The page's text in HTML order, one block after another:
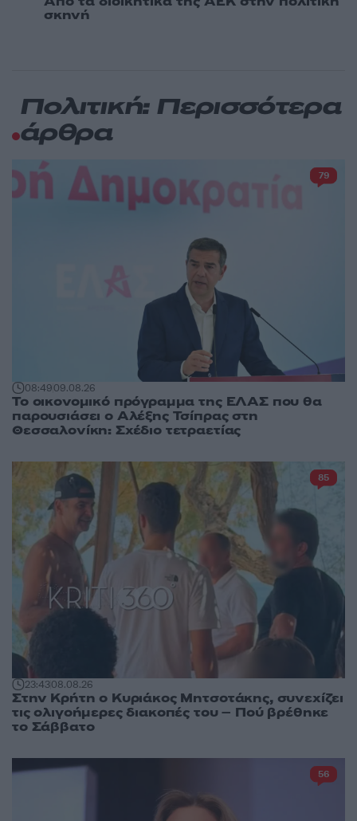
σκηνή
Πολιτική: Περισσότερα
άρθρα
08:4909.08.26
Το οικονομικό πρόγραμμα της ΕΛΑΣ που θα
παρουσιάσει ο Αλέξης Τσίπρας στη
Θεσσαλονίκη: Σχέδιο τετραετίας
79
23:4308.08.26
Στην Κρήτη ο Κυριάκος Μητσοτάκης, συνεχίζει
τις ολιγοήμερες διακοπές του – Πού βρέθηκε
το Σάββατο
85
56